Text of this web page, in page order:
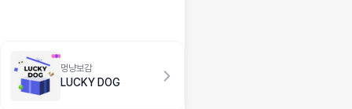
서 리필용을 샀습니
다:) 참 저번에 보감
이언니가 설명해주셨
멍냥보감
LUCKY DOG